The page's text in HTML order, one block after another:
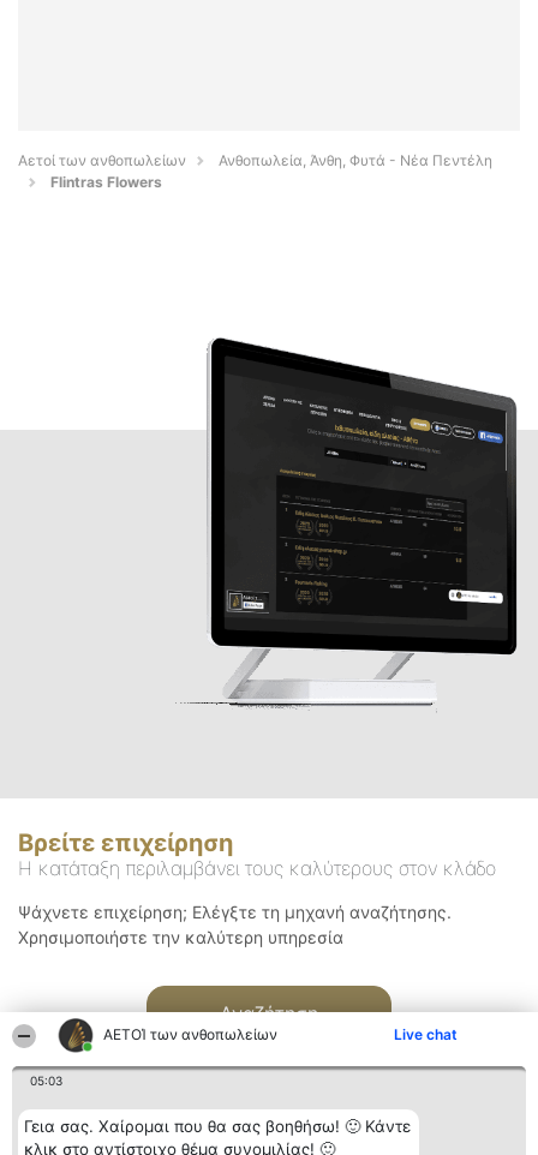
ΑΕΤΟΊ των ανθοπωλείων Live chat
05:03
Γεια σας. Χαίρομαι που θα σας βοηθήσω! 🙂 Κάντε
κλικ στο αντίστοιχο θέμα συνομιλίας! 🙂
Αετοί των ανθοπωλείων
Ανθοπωλεία, Άνθη, Φυτά - Νέα Πεντέλη
Flintras Flowers
Βρείτε επιχείρηση
Η κατάταξη περιλαμβάνει τους καλύτερους στον κλάδο
Ψάχνετε επιχείρηση; Ελέγξτε τη μηχανή αναζήτησης.
Χρησιμοποιήστε την καλύτερη υπηρεσία
Αναζήτηση